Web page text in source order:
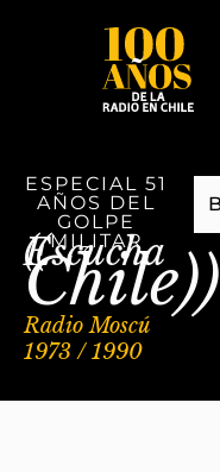
ESPECIAL 51
AÑOS DEL
GOLPE
MILITAR
(( Escucha
Chile))
Radio Moscú
1973 / 1990